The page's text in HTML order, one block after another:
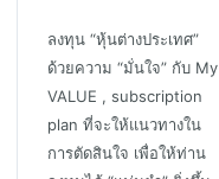
ลงทุน “หุ้นต่างประเทศ”
ด้วยความ “มั่นใจ” กับ My
VALUE , subscription
plan ที่จะให้แนวทางใน
การตัดสินใจ เพื่อให้ท่าน